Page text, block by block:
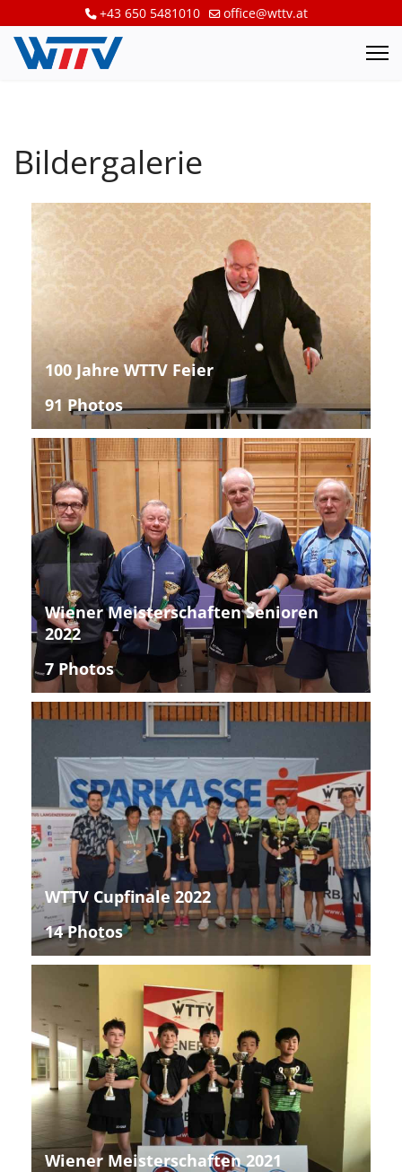
+43 650 5481010 office@wttv.at
Bildergalerie
100 Jahre WTTV Feier
91 Photos
Wiener Meisterschaften Senioren
2022
7 Photos
WTTV Cupfinale 2022
14 Photos
Wiener Meisterschaften 2021